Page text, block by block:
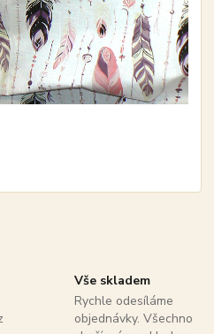
Vše skladem
Rychle odesíláme
objednávky. Všechno